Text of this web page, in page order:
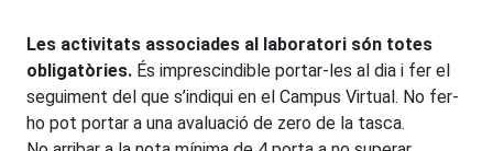
Les activitats associades al laboratori són totes
obligatòries. És imprescindible portar-les al dia i fer el
seguiment del que s’indiqui en el Campus Virtual. No fer-
ho pot portar a una avaluació de zero de la tasca.